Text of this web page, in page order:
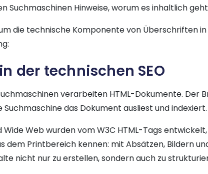
Suchmaschinen Hinweise, worum es inhaltlich geht
die technische Komponente von Überschriften
der technischen SEO
verarbeiten HTML-Dokumente. Der
das Dokument ausliest und indexiert.
Wide Web wurden vom W3C HTML-Tags
dem Printbereich kennen: mit Absätzen, Bildern
nicht nur zu erstellen, sondern auch zu